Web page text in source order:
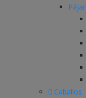
Caballos